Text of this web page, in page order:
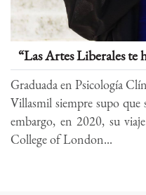
“Las Artes Liberales te
Graduada en Psicología
Villasmil siempre supo que
embargo, en 2020, su
College of London...